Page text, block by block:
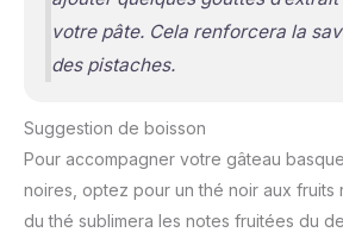
votre pâte. Cela renforcera la
des pistaches.
Suggestion de boisson
Pour accompagner votre gâteau
noires, optez pour un thé noir aux fruits
du thé sublimera les notes fruitées du